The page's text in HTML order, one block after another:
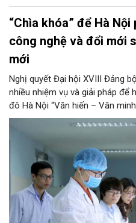
“Chìa khóa” để Hà
công nghệ và đổi mới
mới
Nghị quyết Đại hội XVIII Đảng
nhiều nhiệm vụ và giải pháp để
đô Hà Nội “Văn hiến – Văn
thời kỳ mới. Trong đó, Hà Nội
công nghệ, đổi mới sáng tạo